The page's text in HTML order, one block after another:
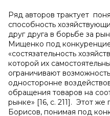
Ряд авторов трактует
способность
друг друга в борьбе за
Мищенко под
«состязательность
которой их
ограничивают
односторонне
обращения товаров на
рынке» [16, с. 211]. Этот
Борисов, понимая под